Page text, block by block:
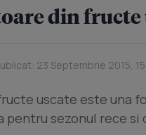
din fructe
23 Septembrie 2015,
uscate este una
sezonul rece si